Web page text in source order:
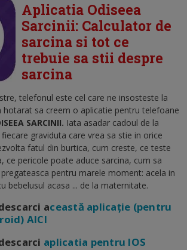
Aplicatia Odiseea
Sarcinii: Calculator de
sarcina si tot ce
trebuie sa stii despre
sarcina
telefonul este cel care ne insosteste la
hotarat sa creem o aplicatie pentru telefoane
SARCINII. Iata asadar cadoul de la
graviduta care vrea sa stie in orice
fatul din burtica, cum creste, ce teste
ce pericole poate aduce sarcina, cum sa
pentru marele moment: acela in
bebelusul acasa ... de la maternitate.
această aplicație (pentru
AICI
aplicatia pentru IOS